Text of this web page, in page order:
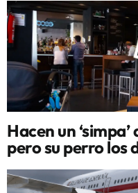
Hacen un
pero su perro los